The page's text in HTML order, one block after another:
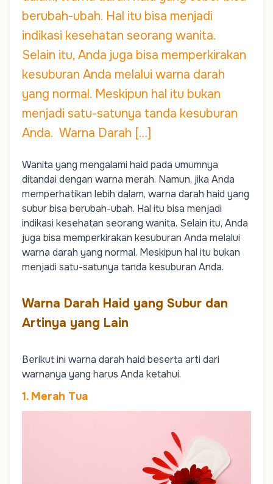
berubah-ubah. Hal itu bisa menjadi
indikasi kesehatan seorang wanita.
Selain itu, Anda juga bisa memperkirakan
kesuburan Anda melalui warna darah
yang normal. Meskipun hal itu bukan
menjadi satu-satunya tanda kesuburan
Anda. Warna Darah […]
Wanita yang mengalami haid pada umumnya
ditandai dengan warna merah. Namun, jika Anda
memperhatikan lebih dalam, warna darah haid yang
subur bisa berubah-ubah. Hal itu bisa menjadi
indikasi kesehatan seorang wanita. Selain itu, Anda
juga bisa memperkirakan kesuburan Anda melalui
warna darah yang normal. Meskipun hal itu bukan
menjadi satu-satunya tanda kesuburan Anda.
Warna Darah Haid yang Subur dan
Artinya yang Lain
Berikut ini warna darah haid beserta arti dari
warnanya yang harus Anda ketahui.
1. Merah Tua